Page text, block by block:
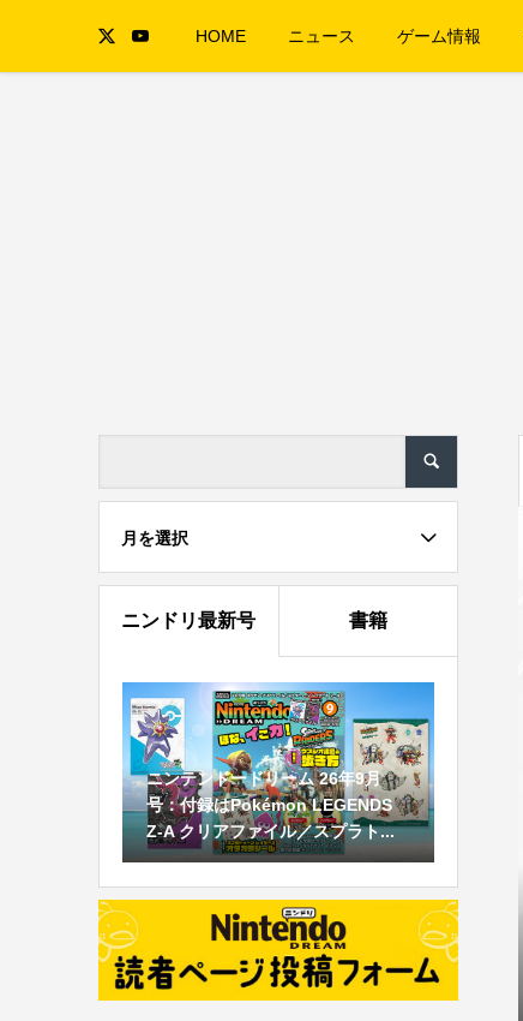
HOME ニュース ゲーム情報
月を選択
ニンドリ最新号 書籍
ニンテンドードリーム 26年9月
号：付録はPokémon LEGENDS
Z-A クリアファイル／スプラト...